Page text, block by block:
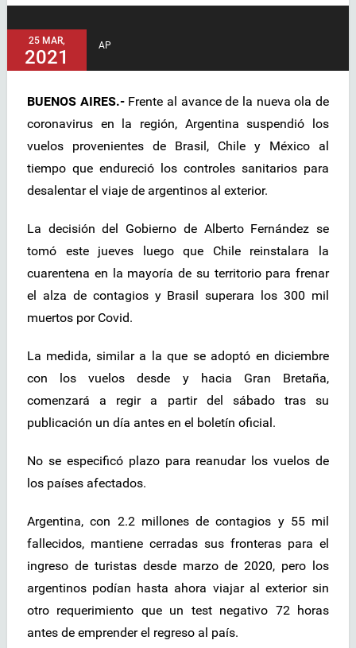
25 MAR,
2021
AP
BUENOS AIRES.-Frente al avance de la nueva ola de
coronavirus en la región, Argentina suspendió los
vuelos provenientes de Brasil, Chile y México al
tiempo que endureció los controles sanitarios para
desalentar el viaje de argentinos al exterior.
La decisión del Gobierno de Alberto Fernández se
tomó este jueves luego que Chile reinstalara la
cuarentena en la mayoría de su territorio para frenar
el alza de contagios y Brasil superara los 300 mil
muertos por Covid.
La medida, similar a la que se adoptó en diciembre
con los vuelos desde y hacia Gran Bretaña,
comenzará a regir a partir del sábado tras su
publicación un día antes en el boletín oficial.
No se especificó plazo para reanudar los vuelos de
los países afectados.
Argentina, con 2.2 millones de contagios y 55 mil
fallecidos, mantiene cerradas sus fronteras para el
ingreso de turistas desde marzo de 2020, pero los
argentinos podían hasta ahora viajar al exterior sin
otro requerimiento que un test negativo 72 horas
antes de emprender el regreso al país.